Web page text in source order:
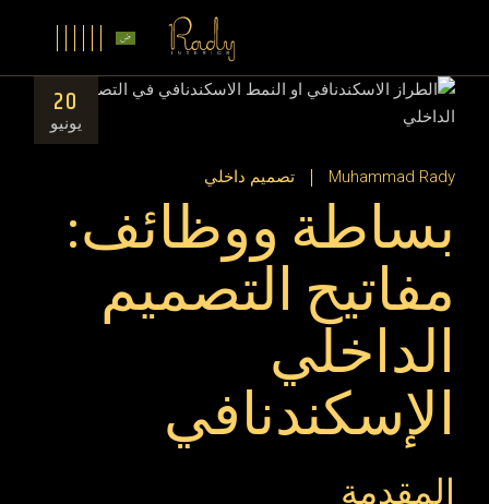
20
يونيو
Muhammad Rady تصميم داخلي
بساطة ووظائف:
مفاتيح التصميم
الداخلي
الإسكندنافي